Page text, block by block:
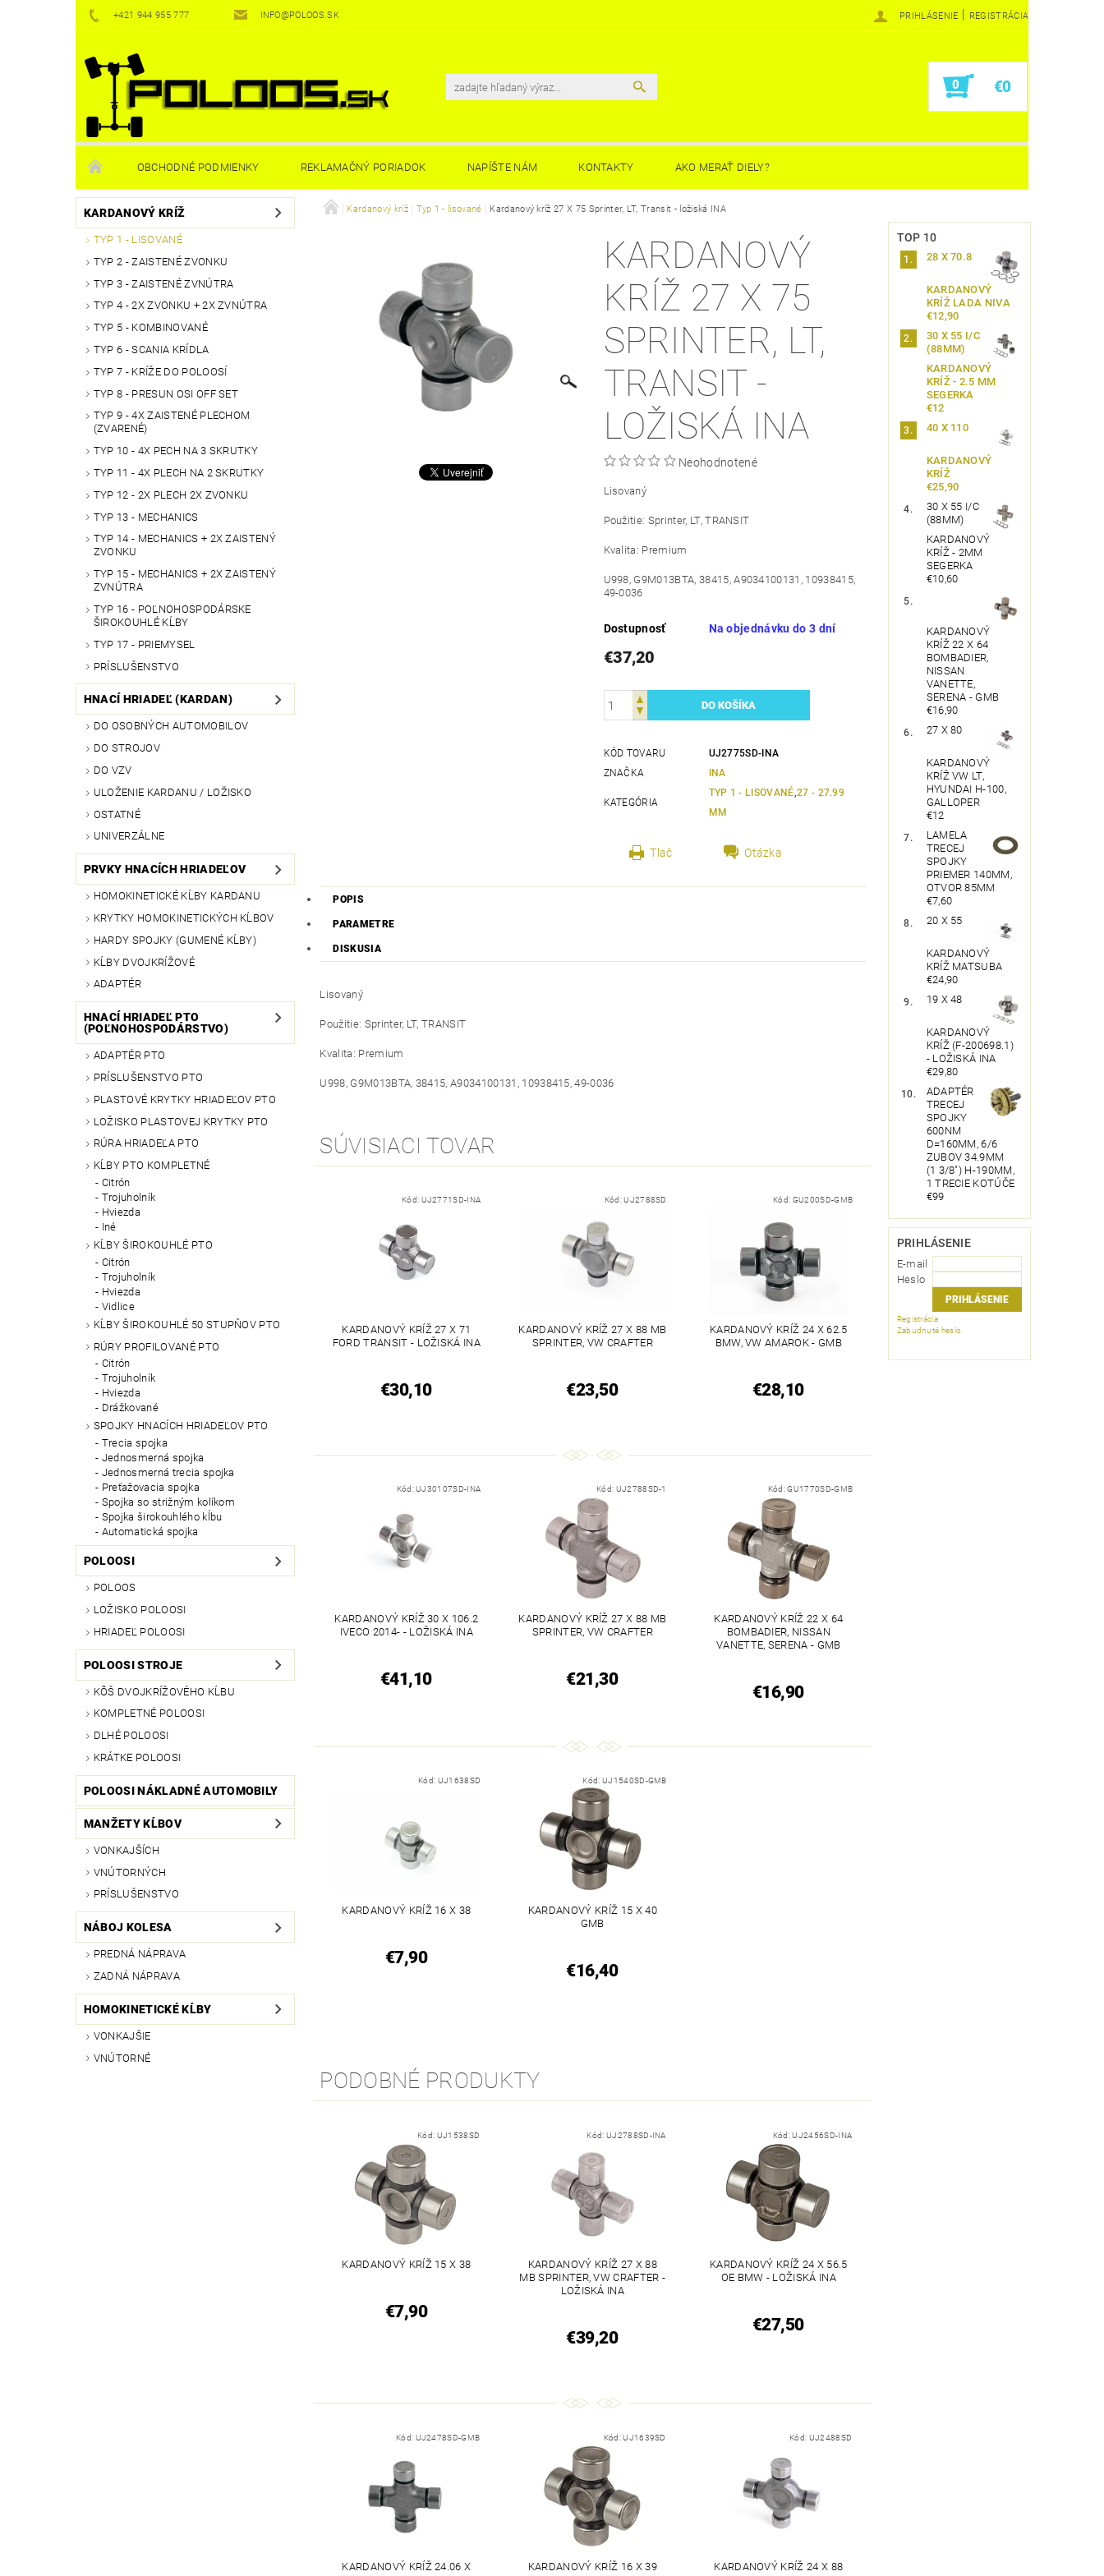
+421 944 955 777 INFO@POLOOS.SK PRIHLÁSENIE | REGISTRÁCIA
0 €0
OBCHODNÉ PODMIENKY REKLAMAČNÝ PORIADOK NAPÍŠTE NÁM KONTAKTY AKO MERAŤ DIELY?
KARDANOVÝ KRÍŽ
TYP 1 - LISOVANÉ
TYP 2 - ZAISTENÉ ZVONKU
TYP 3 - ZAISTENÉ ZVNÚTRA
TYP 4 - 2X ZVONKU + 2X ZVNÚTRA
TYP 5 - KOMBINOVANÉ
TYP 6 - SCANIA KRÍDLA
TYP 7 - KRÍŽE DO POLOOSÍ
TYP 8 - PRESUN OSI OFF SET
TYP 9 - 4X ZAISTENÉ PLECHOM
(ZVARENÉ)
TYP 10 - 4X PECH NA 3 SKRUTKY
TYP 11 - 4X PLECH NA 2 SKRUTKY
TYP 12 - 2X PLECH 2X ZVONKU
TYP 13 - MECHANICS
TYP 14 - MECHANICS + 2X ZAISTENÝ
ZVONKU
TYP 15 - MECHANICS + 2X ZAISTENÝ
ZVNÚTRA
TYP 16 - POĽNOHOSPODÁRSKE
ŠIROKOUHLÉ KĹBY
TYP 17 - PRIEMYSEL
PRÍSLUŠENSTVO
HNACÍ HRIADEĽ (KARDAN)
DO OSOBNÝCH AUTOMOBILOV
DO STROJOV
DO VZV
ULOŽENIE KARDANU / LOŽISKO
OSTATNÉ
UNIVERZÁLNE
PRVKY HNACÍCH HRIADEĽOV
HOMOKINETICKÉ KĹBY KARDANU
KRYTKY HOMOKINETICKÝCH KĹBOV
HARDY SPOJKY (GUMENÉ KĹBY)
KĹBY DVOJKRÍŽOVÉ
ADAPTÉR
HNACÍ HRIADEĽ PTO
(POĽNOHOSPODÁRSTVO)
ADAPTÉR PTO
PRÍSLUŠENSTVO PTO
PLASTOVÉ KRYTKY HRIADEĽOV PTO
LOŽISKO PLASTOVEJ KRYTKY PTO
RÚRA HRIADEĽA PTO
KĹBY PTO KOMPLETNÉ
Citrón
Trojuholník
Hviezda
Iné
KĹBY ŠIROKOUHLÉ PTO
Citrón
Trojuholník
Hviezda
Vidlice
KĹBY ŠIROKOUHLÉ 50 STUPŇOV PTO
RÚRY PROFILOVANÉ PTO
Citrón
Trojuholník
Hviezda
Drážkované
SPOJKY HNACÍCH HRIADEĽOV PTO
Trecia spojka
Jednosmerná spojka
Jednosmerná trecia spojka
Preťažovacia spojka
Spojka so strižným kolíkom
Spojka širokouhlého kĺbu
Automatická spojka
POLOOSI
POLOOS
LOŽISKO POLOOSI
HRIADEĽ POLOOSI
POLOOSI STROJE
KÔŠ DVOJKRÍŽOVÉHO KĹBU
KOMPLETNÉ POLOOSI
DLHÉ POLOOSI
KRÁTKE POLOOSI
POLOOSI NÁKLADNÉ AUTOMOBILY
MANŽETY KĹBOV
VONKAJŠÍCH
VNÚTORNÝCH
PRÍSLUŠENSTVO
NÁBOJ KOLESA
PREDNÁ NÁPRAVA
ZADNÁ NÁPRAVA
HOMOKINETICKÉ KĹBY
VONKAJŠIE
VNÚTORNÉ
Kardanový kríž Typ 1 - lisované Kardanový kríž 27 X 75 Sprinter, LT, Transit - ložiská INA
KARDANOVÝ
KRÍŽ 27 X 75
SPRINTER, LT,
TRANSIT -
LOŽISKÁ INA
Neohodnotené
Lisovaný
Použitie: Sprinter, LT, TRANSIT
Kvalita: Premium
U998, G9M013BTA, 38415, A9034100131, 10938415,
49-0036
Dostupnosť Na objednávku do 3 dní
€37,20
KÓD TOVARU
UJ2775SD-INA
ZNAČKA
INA
KATEGÓRIA
TYP 1 - LISOVANÉ,27 - 27.99
MM
Tlač Otázka
POPIS
PARAMETRE
DISKUSIA
Lisovaný
Použitie: Sprinter, LT, TRANSIT
Kvalita: Premium
U998, G9M013BTA, 38415, A9034100131, 10938415, 49-0036
SÚVISIACI TOVAR
Kód: UJ2771SD-INA
KARDANOVÝ KRÍŽ 27 X 71
FORD TRANSIT - LOŽISKÁ INA
€30,10
Kód:UJ2788SD
KARDANOVÝ KRÍŽ 27 X 88 MB
SPRINTER, VW CRAFTER
€23,50
Kód: GU200SD-GMB
KARDANOVÝ KRÍŽ 24 X 62.5
BMW, VW AMAROK - GMB
€28,10
Kód:UJ30107SD-INA
KARDANOVÝ KRÍŽ 30 X 106.2
IVECO 2014- - LOŽISKÁ INA
€41,10
Kód: UJ2788SD-1
KARDANOVÝ KRÍŽ 27 X 88 MB
SPRINTER, VW CRAFTER
€21,30
Kód:GU1770SD-GMB
KARDANOVÝ KRÍŽ 22 X 64
BOMBADIER, NISSAN
VANETTE, SERENA - GMB
€16,90
Kód: UJ1638SD
KARDANOVÝ KRÍŽ 16 X 38
€7,90
Kód: UJ1540SD-GMB
KARDANOVÝ KRÍŽ 15 X 40
GMB
€16,40
PODOBNÉ PRODUKTY
Kód: UJ1538SD
KARDANOVÝ KRÍŽ 15 X 38
€7,90
Kód: UJ2788SD-INA
KARDANOVÝ KRÍŽ 27 X 88
MB SPRINTER, VW CRAFTER -
LOŽISKÁ INA
€39,20
Kód:UJ2456SD-INA
KARDANOVÝ KRÍŽ 24 X 56.5
OE BMW - LOŽISKÁ INA
€27,50
Kód: UJ2478SD-GMB
KARDANOVÝ KRÍŽ 24.06 X
Kód:UJ1639SD
KARDANOVÝ KRÍŽ 16 X 39
Kód: UJ2488SD
KARDANOVÝ KRÍŽ 24 X 88
TOP 10
28 X 70.8
KARDANOVÝ
KRÍŽ LADA NIVA
€12,90
30 X 55 I/C
(88MM)
KARDANOVÝ
KRÍŽ - 2.5 MM
SEGERKA
€12
40 X 110
KARDANOVÝ
KRÍŽ
€25,90
30 X 55 I/C
(88MM)
KARDANOVÝ
KRÍŽ - 2MM
SEGERKA
€10,60
KARDANOVÝ
KRÍŽ 22 X 64
BOMBADIER,
NISSAN
VANETTE,
SERENA - GMB
€16,90
27 X 80
KARDANOVÝ
KRÍŽ VW LT,
HYUNDAI H-100,
GALLOPER
€12
LAMELA
TRECEJ
SPOJKY
PRIEMER 140MM,
OTVOR 85MM
€7,60
20 X 55
KARDANOVÝ
KRÍŽ MATSUBA
€24,90
19 X 48
KARDANOVÝ
KRÍŽ (F-200698.1)
- LOŽISKÁ INA
€29,80
ADAPTÉR
TRECEJ
SPOJKY
600NM
D=160MM, 6/6
ZUBOV 34.9MM
(1 3/8") H-190MM,
1 TRECIE KOTÚČE
€99
PRIHLÁSENIE
E-mail
Heslo
Registrácia
Zabudnuté heslo